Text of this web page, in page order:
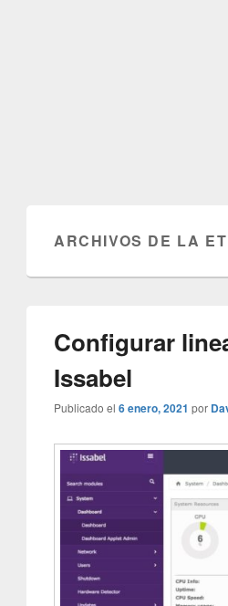
ARCHIVOS DE LA
Configurar
Issabel
Publicado el 6 enero, 2021 por